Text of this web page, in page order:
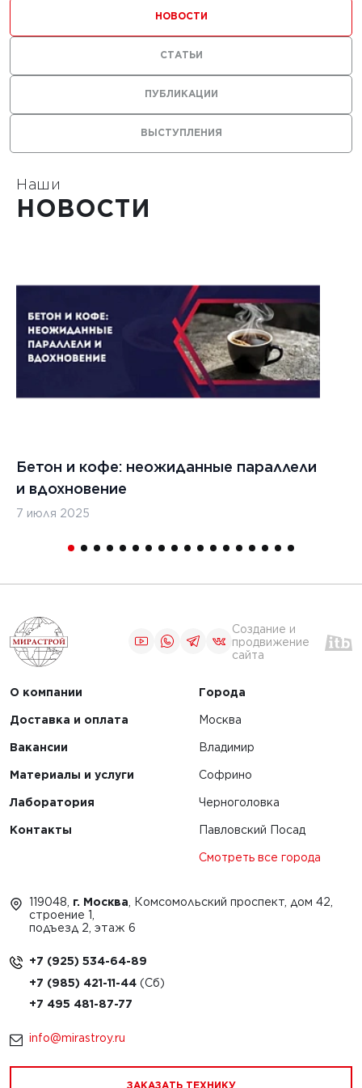
с
ВЫСТУПЛЕНИЯ
ПУБЛИКАЦИИ
НОВОСТИ
СТАТЬИ
Наши
НОВОСТИ
Бетон и кофе: неожиданные параллели
и вдохновение
7 июля 2025
Создание и
продвижение
сайта
О компании
Доставка и оплата
Вакансии
Материалы и услуги
Лаборатория
Контакты
Города
Москва
Владимир
Софрино
Черноголовка
Павловский Посад
Смотреть все города
119048, г. Москва , Комсомольский проспект, дом 42,
строение 1,
подъезд 2, этаж 6
+7 (925) 534-64-89
+7 (985) 421-11-44
+7 495 481-87-77
info@mirastroy.ru
ЗАКАЗАТЬ ТЕХНИКУ